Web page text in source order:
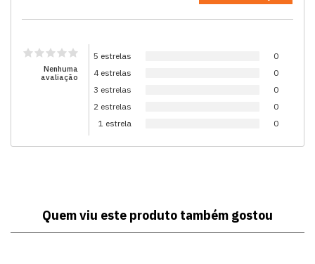
Nenhuma
avaliação
5 estrelas
0
4 estrelas
0
3 estrelas
0
2 estrelas
0
1 estrela
0
Quem viu este produto também gostou